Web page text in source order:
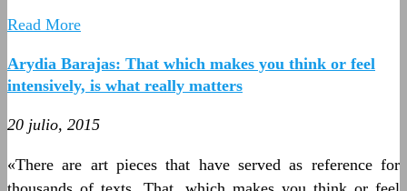
Read More
Arydia Barajas: That which makes you think or feel
intensively, is what really matters
20 julio, 2015
«There are art pieces that have served as reference for